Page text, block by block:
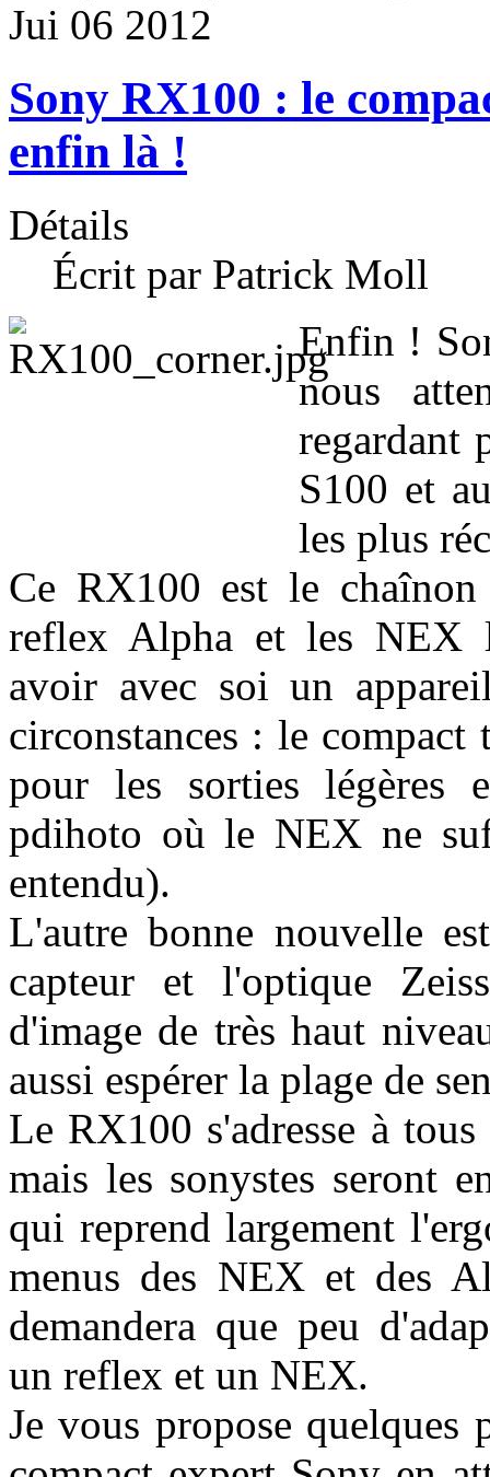
Jui 06 2012
Sony RX100 : le
enfin là !
Détails
Écrit par Patrick Moll
Enfin !
nous
regardant
S100 et
les plus
Ce RX100 est le
reflex Alpha et les NEX
avoir avec soi un
circonstances : le
pour les sorties légères
pdihoto où le NEX ne
entendu).
L'autre bonne nouvelle
capteur et l'optique
d'image de très haut
aussi espérer la plage de
Le RX100 s'adresse à
mais les sonystes seront
qui reprend largement
menus des NEX et des
demandera que peu
un reflex et un NEX.
Je vous propose quelques